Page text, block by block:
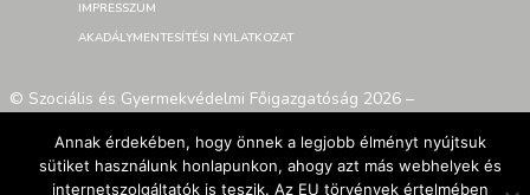
IMPRESSZUM
AKADÁLYMENTESÍTÉSI NYILATKOZAT
© Szociális és Gyermekvédelmi Főigazgatóság 2026 –
Annak érdekében, hogy önnek a legjobb élményt nyújtsuk
sütiket használunk honlapunkon, ahogy azt más webhelyek és
internetszolgáltatók is teszik. Az EU törvények értelmében